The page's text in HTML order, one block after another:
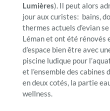
Lumières). Il peut alors
jour aux curistes: bains,
thermes actuels d’evian
Léman et ont été rénovés
d’espace bien être avec
piscine ludique pour
et l’ensemble des cabines
en deux cotés, la partie
wellness.